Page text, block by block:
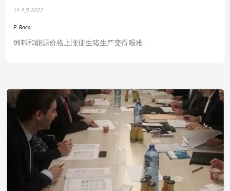
14-4月-2022
P. Roca
饲料和能源价格上涨使生猪生产变得艰难......